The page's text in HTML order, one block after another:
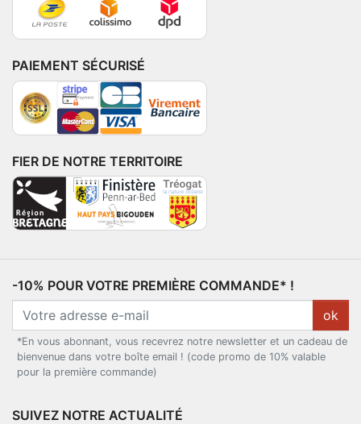
PAIEMENT SÉCURISÉ
FIER DE NOTRE TERRITOIRE
-10% POUR VOTRE PREMIÈRE COMMANDE* !
ok
*En vous abonnant, vous recevrez notre newsletter et un cadeau de
bienvenue dans votre boîte email ! (code promo de 10% valable
pour la première commande)
SUIVEZ NOTRE ACTUALITÉ